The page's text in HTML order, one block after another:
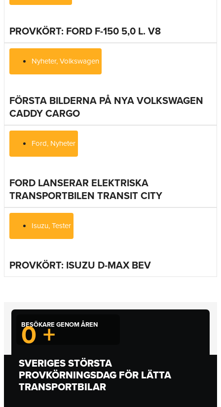
PROVKÖRT: FORD F-150 5,0 L. V8
Nyheter,Volkswagen
FÖRSTA BILDERNA PÅ NYA VOLKSWAGEN
CADDY CARGO
Ford, Nyheter
FORD LANSERAR ELEKTRISKA
TRANSPORTBILEN TRANSIT CITY
Isuzu,Tester
PROVKÖRT: ISUZU D-MAX BEV
BESÖKARE GENOM ÅREN
0+
SVERIGES STÖRSTA
PROVKÖRNINGSDAG FÖR LÄTTA
TRANSPORTBILAR